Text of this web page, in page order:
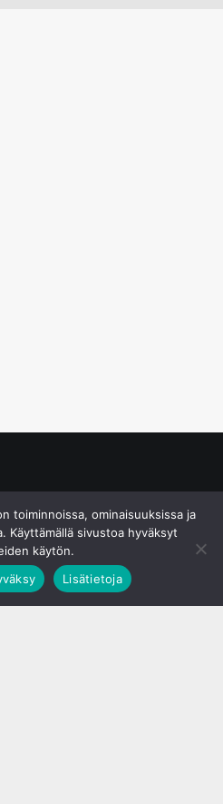
toiminnoissa, ominaisuuksissa ja
Käyttämällä sivustoa hyväksyt
käytön.
Lisätietoja